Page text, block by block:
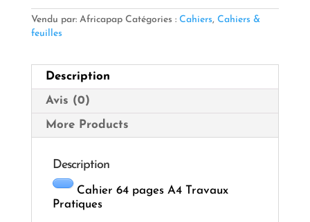
Vendu par: Africapap Catégories : Cahiers, Cahiers &
feuilles
Description
Avis (0)
More Products
Description
Cahier 64 pages A4 Travaux
Pratiques